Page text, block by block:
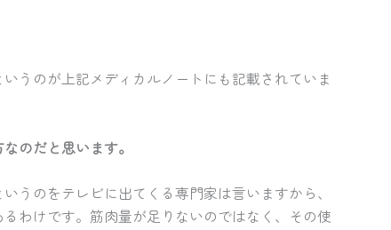
うのが上記メディカルノートにも記載されていま
のだと思います。
うのをテレビに出てくる専門家は言いますから、
わけです。筋肉量が足りないのではなく、その使